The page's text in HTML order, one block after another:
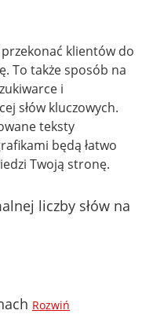
klientów do
To także sposób na
i
słów kluczowych.
teksty
będą łatwo
Twoją stronę.
liczby słów na
Rozwiń